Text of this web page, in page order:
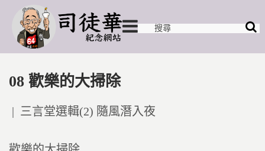
08 歡樂的大掃除
Posted
三言堂選輯(2) 隨風潛入夜